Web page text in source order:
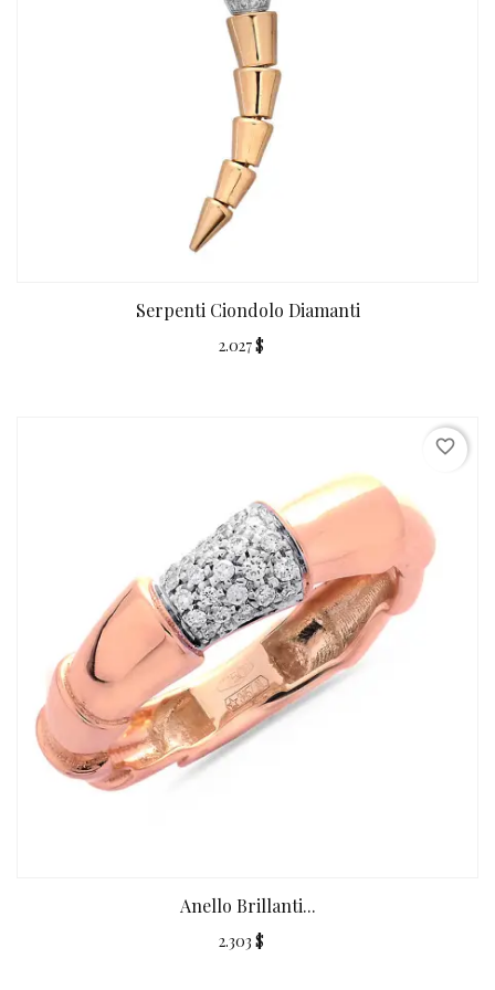
Serpenti Ciondolo Diamanti
2.027 $
Anello Brillanti...
2.303 $
favorite_border